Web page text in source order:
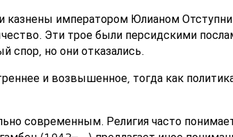
казнены императором Юлианом
Эти трое были персидскими
спор, но они отказались.
и возвышенное, тогда как
современным. Религия часто